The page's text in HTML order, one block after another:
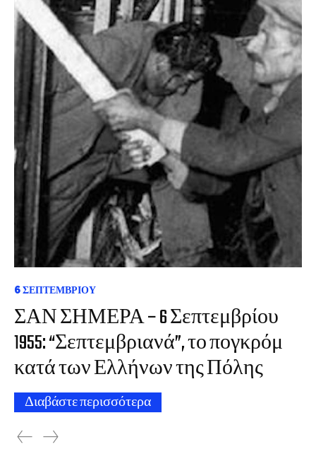
6 ΣΕΠΤΕΜΒΡΊΟΥ
ΣΑΝ ΣΗΜΕΡΑ – 6 Σεπτεμβρίου
1955: “Σεπτεμβριανά”, το πογκρόμ
κατά των Ελλήνων της Πόλης
Διαβάστε περισσότερα